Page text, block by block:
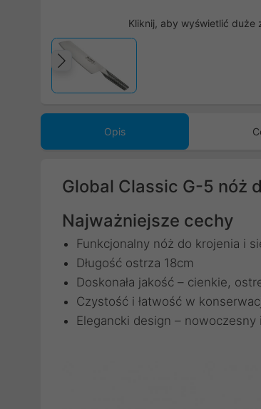
Kliknij, aby wyświetlić duże
Poprzedni
Opis
Global Classic G-5 nóż
Najważniejsze cechy
Funkcjonalny nóż do krojenia i
Długość ostrza 18cm
Doskonała jakość – cienkie,
Czystość i łatwość w
Elegancki design –